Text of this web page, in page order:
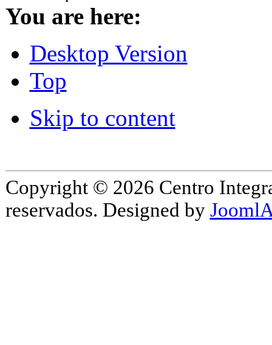
You are here:
Desktop Version
Top
Skip to content
Copyright © 2026 Centro
reservados. Designed by